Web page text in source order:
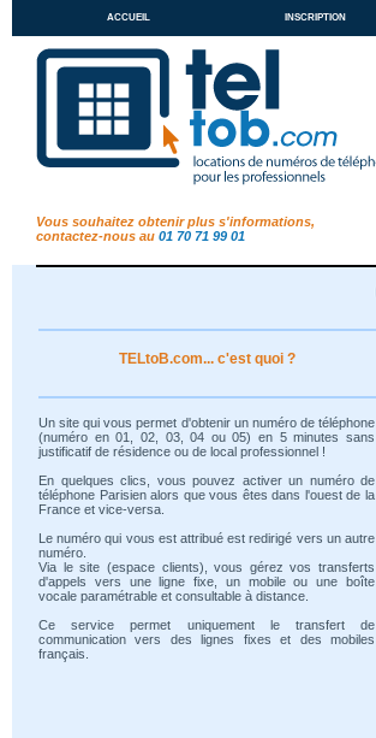
accueil inscription
Vous souhaitez obtenir plus s'informations,
contactez-nous au 01 70 71 99 01
TELtoB.com... c'est quoi ?
Un site qui vous permet d'obtenir un numéro de téléphone
(numéro en 01, 02, 03, 04 ou 05) en 5 minutes sans
justificatif de résidence ou de local professionnel !
En quelques clics, vous pouvez activer un numéro de
téléphone Parisien alors que vous êtes dans l'ouest de la
France et vice-versa.
Le numéro qui vous est attribué est redirigé vers un autre
numéro.
Via le site (espace clients), vous gérez vos transferts
d'appels vers une ligne fixe, un mobile ou une boîte
vocale paramétrable et consultable à distance.
Ce service permet uniquement le transfert de
communication vers des lignes fixes et des mobiles
français.